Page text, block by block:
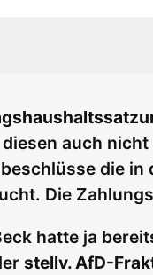
auch
die
Die
hatte ja
stellv. AfD-